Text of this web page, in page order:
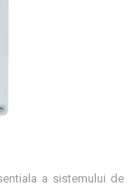
a sistemului de